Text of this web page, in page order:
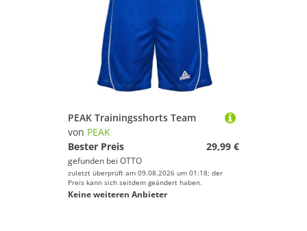
PEAK Trainingsshorts Team
von PEAK
Bester Preis
29,99 €
gefunden bei OTTO
zuletzt überprüft am 09.08.2026 um 01:18; der
Preis kann sich seitdem geändert haben.
Keine weiteren Anbieter